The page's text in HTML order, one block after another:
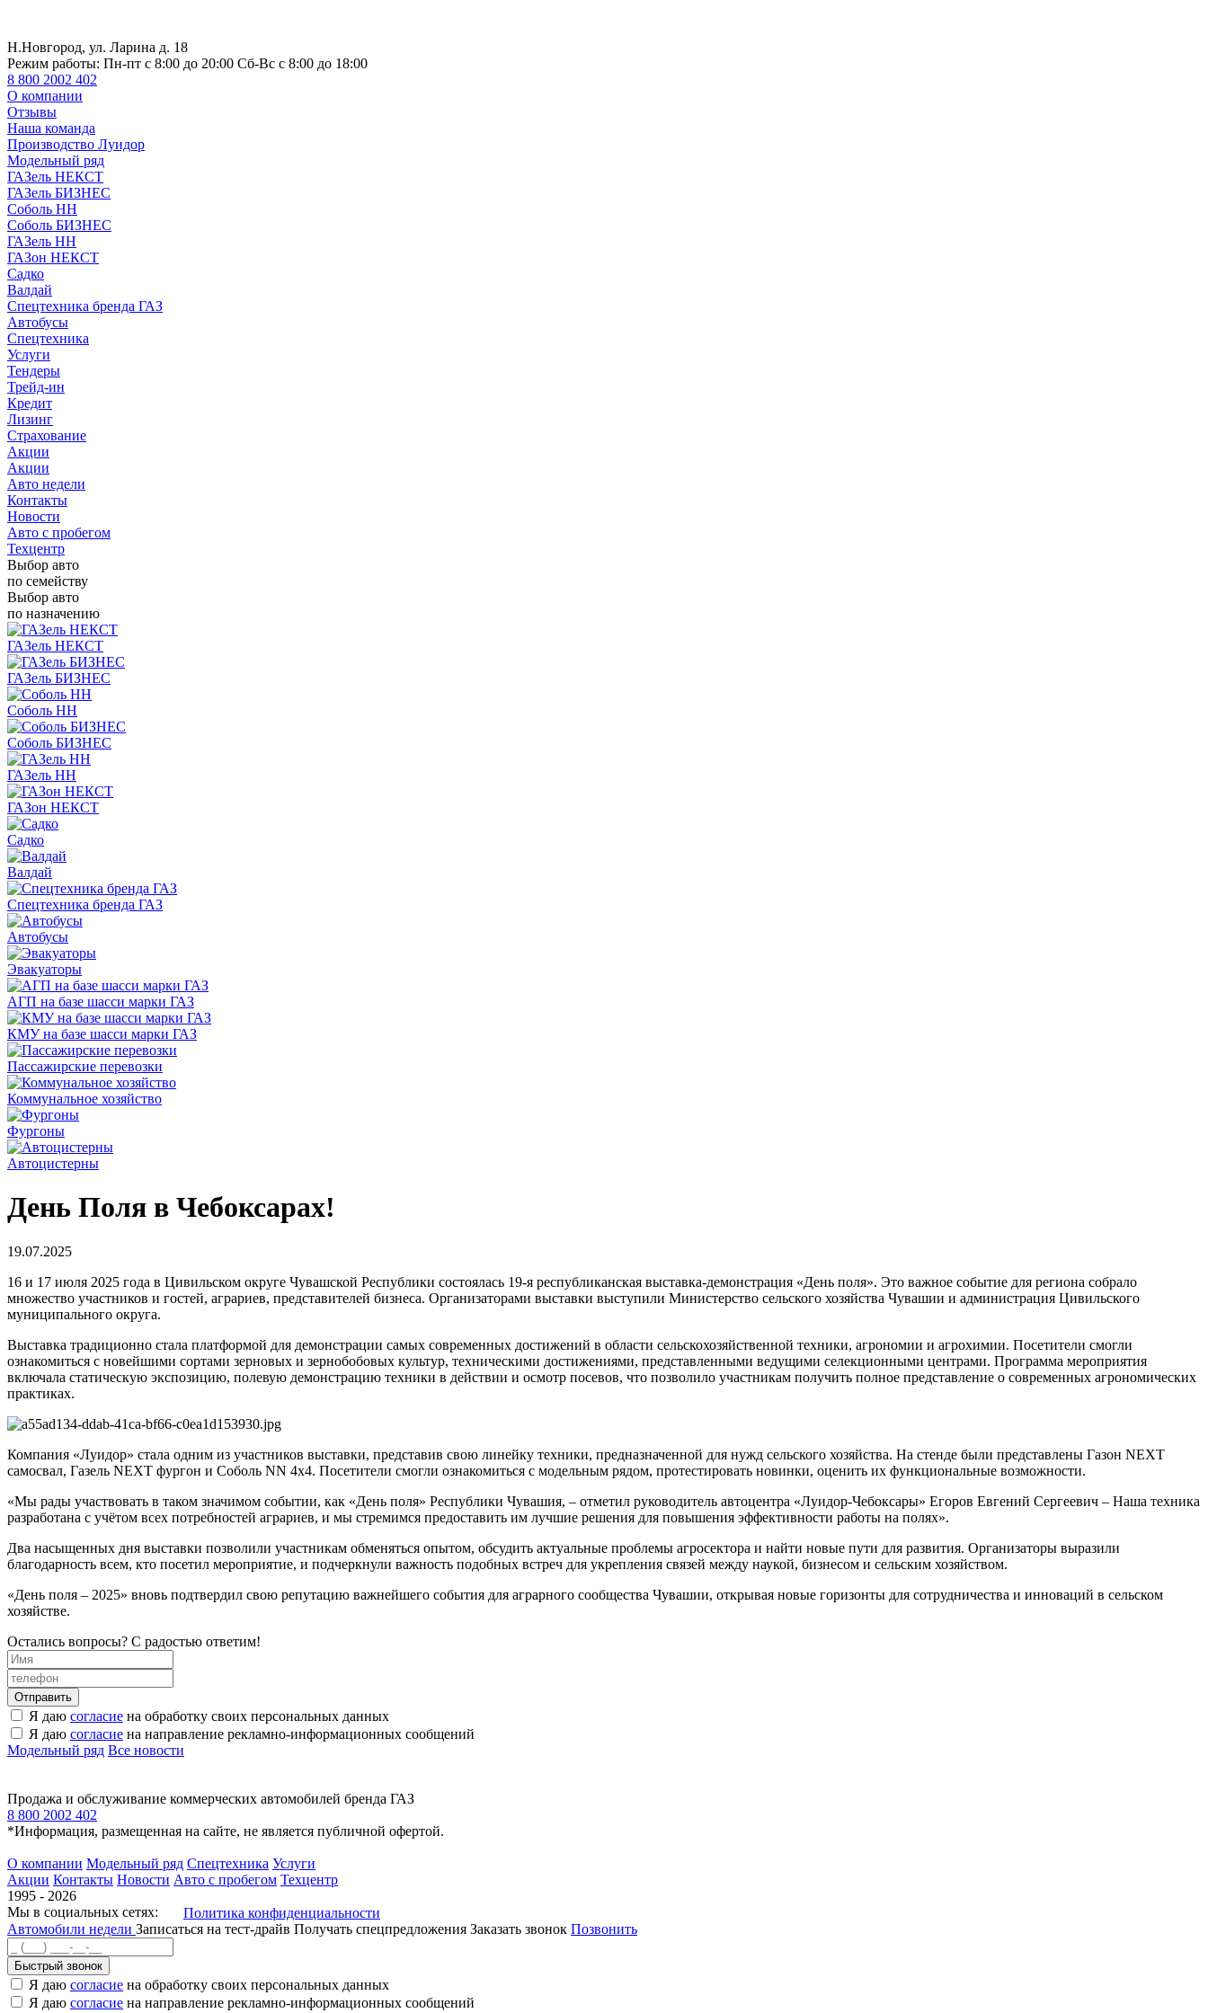
Н.Новгород, ул. Ларина д. 18
Режим работы: Пн-пт с 8:00 до 20:00 Сб-Вс с 8:00 до 18:00
8 800 2002 402
О компании
Отзывы
Наша команда
Производство Луидор
Модельный ряд
ГАЗель НЕКСТ
ГАЗель БИЗНЕС
Соболь НН
Соболь БИЗНЕС
ГАЗель НН
ГАЗон НЕКСТ
Садко
Валдай
Спецтехника бренда ГАЗ
Автобусы
Спецтехника
Услуги
Тендеры
Трейд-ин
Кредит
Лизинг
Страхование
Акции
Акции
Авто недели
Контакты
Новости
Авто с пробегом
Техцентр
Выбор авто
по семейству
Выбор авто
по назначению
ГАЗель НЕКСТ
ГАЗель БИЗНЕС
Соболь НН
Соболь БИЗНЕС
ГАЗель НН
ГАЗон НЕКСТ
Садко
Валдай
Спецтехника бренда ГАЗ
Автобусы
Эвакуаторы
АГП на базе шасси марки ГАЗ
КМУ на базе шасси марки ГАЗ
Пассажирские перевозки
Коммунальное хозяйство
Фургоны
Автоцистерны
День Поля в Чебоксарах!
19.07.2025
16 и 17 июля 2025 года в Цивильском округе Чувашской Республики состоялась 19-я республиканская выставка-демонстрация «День поля». Это важное событие для региона собрало
множество участников и гостей, аграриев, представителей бизнеса. Организаторами выставки выступили Министерство сельского хозяйства Чувашии и администрация Цивильского
муниципального округа.
Выставка традиционно стала платформой для демонстрации самых современных достижений в области сельскохозяйственной техники, агрономии и агрохимии. Посетители смогли
ознакомиться с новейшими сортами зерновых и зернобобовых культур, техническими достижениями, представленными ведущими селекционными центрами. Программа мероприятия
включала статическую экспозицию, полевую демонстрацию техники в действии и осмотр посевов, что позволило участникам получить полное представление о современных агрономических
практиках.
Компания «Луидор» стала одним из участников выставки, представив свою линейку техники, предназначенной для нужд сельского хозяйства. На стенде были представлены Газон NEXT
самосвал, Газель NEXT фургон и Соболь NN 4х4. Посетители смогли ознакомиться с модельным рядом, протестировать новинки, оценить их функциональные возможности.
«Мы рады участвовать в таком значимом событии, как «День поля» Республики Чувашия, – отметил руководитель автоцентра «Луидор-Чебоксары» Егоров Евгений Сергеевич – Наша техника
разработана с учётом всех потребностей аграриев, и мы стремимся предоставить им лучшие решения для повышения эффективности работы на полях».
Два насыщенных дня выставки позволили участникам обменяться опытом, обсудить актуальные проблемы агросектора и найти новые пути для развития. Организаторы выразили
благодарность всем, кто посетил мероприятие, и подчеркнули важность подобных встреч для укрепления связей между наукой, бизнесом и сельским хозяйством.
«День поля – 2025» вновь подтвердил свою репутацию важнейшего события для аграрного сообщества Чувашии, открывая новые горизонты для сотрудничества и инноваций в сельском
хозяйстве.
Остались вопросы? С радостью ответим!
Я даю согласие на обработку своих персональных данных
Я даю согласие на направление рекламно-информационных сообщений
Модельный ряд Все новости
Продажа и обслуживание коммерческих автомобилей бренда ГАЗ
8 800 2002 402
*Информация, размещенная на сайте, не является публичной офертой.
О компании Модельный ряд Спецтехника Услуги
Акции Контакты Новости Авто с пробегом Техцентр
1995 - 2026
Мы в социальных сетях:
Политика конфиденциальности
Автомобили недели Записаться на тест-драйв Получать спецпредложения Заказать звонок Позвонить
Быстрый звонок
Я даю согласие на обработку своих персональных данных
Я даю согласие на направление рекламно-информационных сообщений